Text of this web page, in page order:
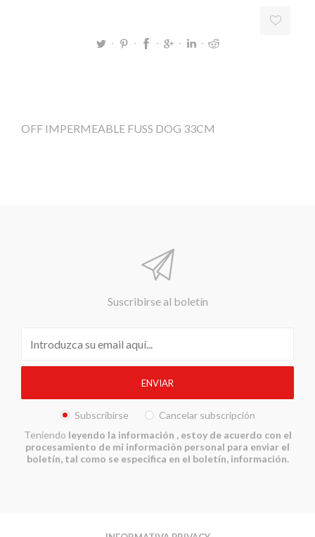
OFF IMPERMEABLE FUSS DOG 33CM
Suscribirse al boletín
Subscribirse
Cancelar subscripción
Teniendo leyendo la información , estoy de acuerdo con el
procesamiento de mi información personal para enviar el
boletín, tal como se especifica en el boletín, información.